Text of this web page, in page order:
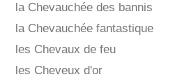
la Chevauchée des bannis
la Chevauchée fantastique
les Chevaux de feu
les Cheveux d'or